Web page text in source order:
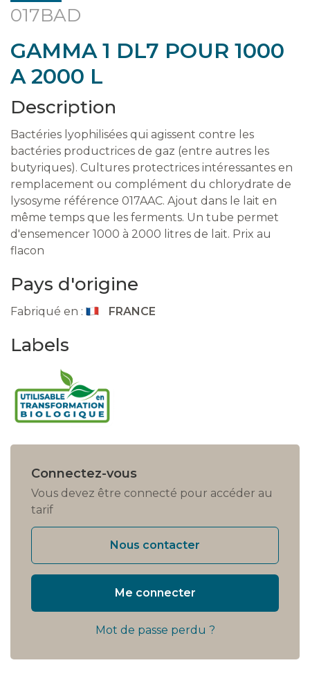
017BAD
GAMMA 1 DL7 POUR 1000
A 2000 L
Description
Bactéries lyophilisées qui agissent contre les
bactéries productrices de gaz (entre autres les
butyriques). Cultures protectrices intéressantes en
remplacement ou complément du chlorydrate de
lysosyme référence 017AAC. Ajout dans le lait en
même temps que les ferments. Un tube permet
d'ensemencer 1000 à 2000 litres de lait. Prix au
flacon
Pays d'origine
Fabriqué en : FRANCE
Labels
Connectez-vous
Vous devez être connecté pour accéder au
tarif
Nous contacter
Me connecter
Mot de passe perdu ?